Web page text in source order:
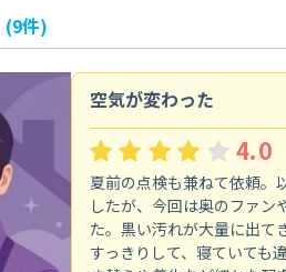
(9件)
空気が変わった
4.0
夏前の点検も兼ねて依頼。
したが、今回は奥のファン
た。黒い汚れが大量に出て
すっきりして、寝ていても